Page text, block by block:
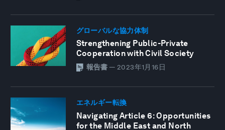
グローバルな協力体制
Strengthening Public-Private
Cooperation with Civil Society
報告書 — 2023年1月16日
エネルギー転換
Navigating Article 6: Opportunities
for the Middle East and North